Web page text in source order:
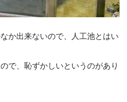
か出来ないので、人工池とはい
で、恥ずかしいというのがあり